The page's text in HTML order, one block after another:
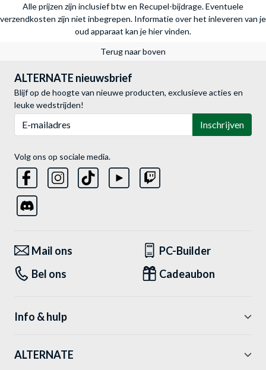
Alle prijzen zijn inclusief btw en Recupel-bijdrage. Eventuele
verzendkosten zijn niet inbegrepen. Informatie over het inleveren van je
oud apparaat kan je hier vinden.
Terug naar boven
ALTERNATE nieuwsbrief
Blijf op de hoogte van nieuwe producten, exclusieve acties en
leuke wedstrijden!
Inschrijven
Volg ons op sociale media.
Mail ons
PC-Builder
Bel ons
Cadeaubon
Info & hulp
ALTERNATE